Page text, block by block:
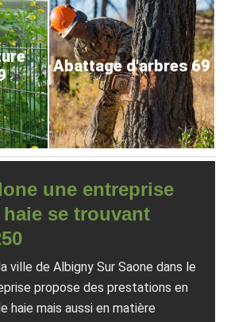
Abattage d'arbres 69
une entreprise
se trouvant
ville de Albigny Sur Saone dans le
propose des prestations en
haie mais aussi en matière